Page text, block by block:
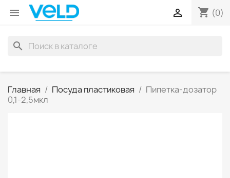
 shopping_cart (0)

search
Главная Посуда пластиковая
Пипетка-дозатор
0,1-2,5мкл